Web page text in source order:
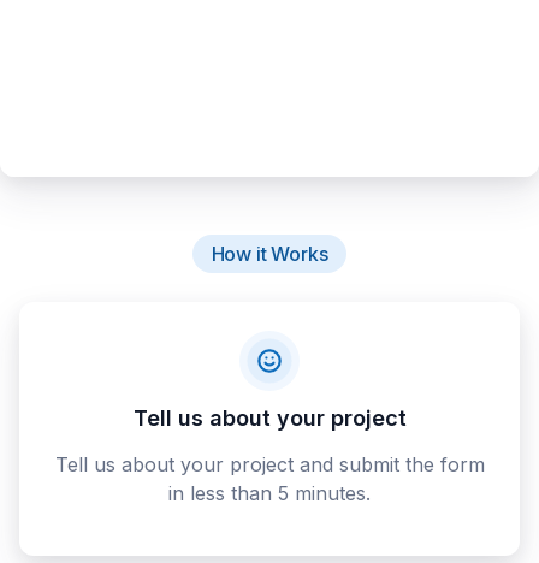
How it Works
Tell us about your project
Tell us about your project and submit the form
in less than 5 minutes.